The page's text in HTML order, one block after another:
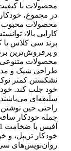
محصولات با
محصولات محبوب
کارایی بالا،
و پرفروش‌ترین
محصولات متنوعی
طراحی شیک و
نشکستن کمتر
خود جلب کند.
سلیقه‌ای
راحتی حین نوشتن،
خودکار تریپل، و خودکار
روان‌نویس‌های سی